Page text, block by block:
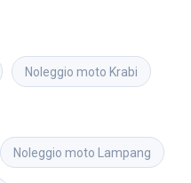
Noleggio moto Krabi
Noleggio moto Lampang